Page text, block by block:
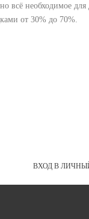
всё необходимое
от 30% до 70%.
ВХОД В